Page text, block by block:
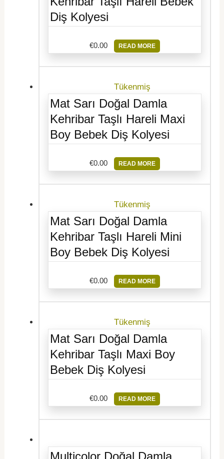
Diş Kolyesi
€0.00 READ MORE
Tükenmiş
Mat Sarı Doğal Damla
Kehribar Taşlı Hareli Maxi
Boy Bebek Diş Kolyesi
€0.00 READ MORE
Tükenmiş
Mat Sarı Doğal Damla
Kehribar Taşlı Hareli Mini
Boy Bebek Diş Kolyesi
€0.00 READ MORE
Tükenmiş
Mat Sarı Doğal Damla
Kehribar Taşlı Maxi Boy
Bebek Diş Kolyesi
€0.00 READ MORE
Multicolor Doğal Damla